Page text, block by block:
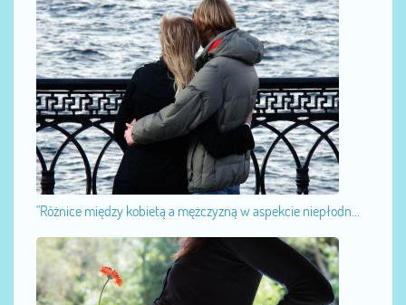
"Różnice między kobietą a mężczyzną w aspekcie niepłodn...